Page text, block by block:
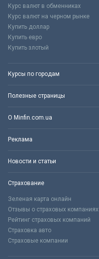
Курс валют в обменниках
Курс валют на черном рынке
Купить доллар
Купить евро
Купить злотый
Курсы по городам
Полезные страницы
О Minfin.com.ua
Реклама
Новости и статьи
Страхование
Зеленая карта онлайн
Отзывы о страховых компаниях
Рейтинг страховых компаний
Страховка авто
Страховые компании